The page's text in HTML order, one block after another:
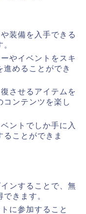
装備を入手できる
やイベントをスキ
進めることができ
させるアイテムを
コンテンツを楽し
ントでしか手に入
ることができま
ンすることで、無
きます。
に参加すること